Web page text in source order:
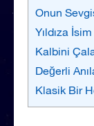
Onun
Yıldıza
Kalbini
Değerli
Klasik Bir